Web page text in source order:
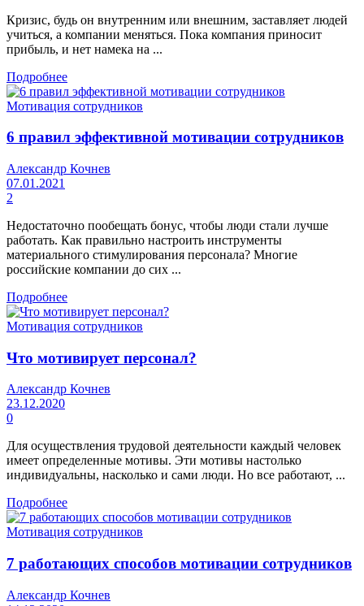
Кризис, будь он внутренним или внешним, заставляет людей
учиться, а компании меняться. Пока компания приносит
прибыль, и нет намека на ...
Подробнее
Мотивация сотрудников
6 правил эффективной мотивации сотрудников
Александр Кочнев
07.01.2021
2
Недостаточно пообещать бонус, чтобы люди стали лучше
работать. Как правильно настроить инструменты
материального стимулирования персонала? Многие
российские компании до сих ...
Подробнее
Мотивация сотрудников
Что мотивирует персонал?
Александр Кочнев
23.12.2020
0
Для осуществления трудовой деятельности каждый человек
имеет определенные мотивы. Эти мотивы настолько
индивидуальны, насколько и сами люди. Но все работают, ...
Подробнее
Мотивация сотрудников
7 работающих способов мотивации сотрудников
Александр Кочнев